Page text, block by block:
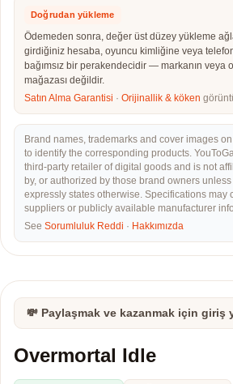
Doğrudan yükleme
Ödemeden sonra, değer üst düzey yükleme
girdiğiniz hesaba, oyuncu kimliğine veya
bağımsız bir perakendecidir — markanın veya
mağazası değildir.
Satın Alma Garantisi · Orijinallik & köken
Brand names, trademarks and cover images
to identify the corresponding products.
third-party retailer of digital goods and is not
by, or authorized by those brand owners
expressly states otherwise. Specifications may
suppliers or publicly available manufacturer
See Sorumluluk Reddi · Hakkımızda
💸 Paylaşmak ve kazanmak için giriş
Overmortal Idle